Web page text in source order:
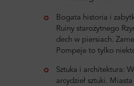
Bogata historia i
Ruiny starożytnego
dech w piersiach.
Pompeje to tylko
Sztuka i architektura:
arcydzieł sztuki.